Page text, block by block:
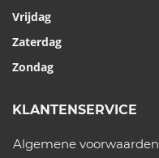
Vrijdag
Zaterdag
Zondag
KLANTENSERVICE
Algemene voorwaarden